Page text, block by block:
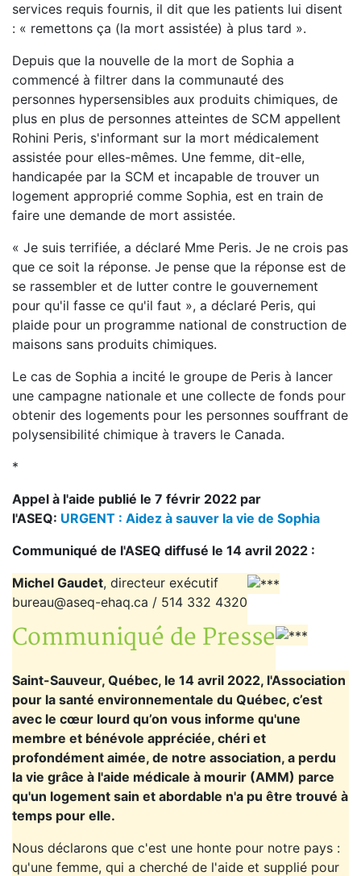
services requis fournis, il dit que les patients lui disent
: « remettons ça (la mort assistée) à plus tard ».
Depuis que la nouvelle de la mort de Sophia a
commencé à filtrer dans la communauté des
personnes hypersensibles aux produits chimiques, de
plus en plus de personnes atteintes de SCM appellent
Rohini Peris, s'informant sur la mort médicalement
assistée pour elles-mêmes. Une femme, dit-elle,
handicapée par la SCM et incapable de trouver un
logement approprié comme Sophia, est en train de
faire une demande de mort assistée.
« Je suis terrifiée, a déclaré Mme Peris. Je ne crois pas
que ce soit la réponse. Je pense que la réponse est de
se rassembler et de lutter contre le gouvernement
pour qu'il fasse ce qu'il faut », a déclaré Peris, qui
plaide pour un programme national de construction de
maisons sans produits chimiques.
Le cas de Sophia a incité le groupe de Peris à lancer
une campagne nationale et une collecte de fonds pour
obtenir des logements pour les personnes souffrant de
polysensibilité chimique à travers le Canada.
*
Appel à l'aide publié le 7 févrir 2022 par
l'ASEQ: URGENT : Aidez à sauver la vie de Sophia
Communiqué de l'ASEQ diffusé le 14 avril 2022 :
Michel Gaudet, directeur exécutif
bureau@aseq-ehaq.ca / 514 332 4320
Communiqué de Presse
Saint-Sauveur, Québec, le 14 avril 2022, l'Association
pour la santé environnementale du Québec, c’est
avec le cœur lourd qu’on vous informe qu'une
membre et bénévole appréciée, chéri et
profondément aimée, de notre association, a perdu
la vie grâce à l'aide médicale à mourir (AMM) parce
qu'un logement sain et abordable n'a pu être trouvé à
temps pour elle.
Nous déclarons que c'est une honte pour notre pays :
qu'une femme, qui a cherché de l'aide et supplié pour